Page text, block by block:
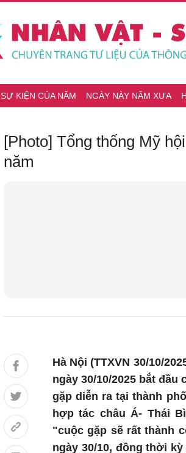
SỰ KIỆN CỦA NĂM NGÀY NÀY NĂM XƯA
[Photo] Tổng thống Mỹ
năm
Hà Nội (TTXVN 30/10/
ngày 30/10/2025 bắt
gặp diễn ra tại thành
hợp tác châu Á- Thái
"cuộc gặp sẽ rất thành
ngày 30/10, đồng thời